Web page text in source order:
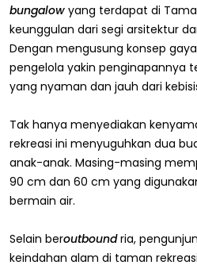
bungalow yang terdapat di
keunggulan dari segi arsitektur
Dengan mengusung konsep
pengelola yakin penginapannya
yang nyaman dan jauh dari
Tak hanya menyediakan
rekreasi ini menyuguhkan dua
anak-anak. Masing-masing
90 cm dan 60 cm yang
bermain air.
Selain beroutboundria,
keindahan alam di taman